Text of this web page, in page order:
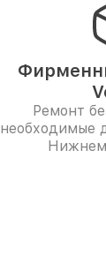
Ремонт
необходимые